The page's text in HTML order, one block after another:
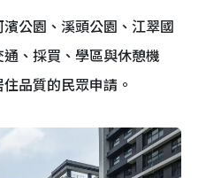
公園、溪頭公園、江翠國
、採買、學區與休憩機
品質的民眾申請。